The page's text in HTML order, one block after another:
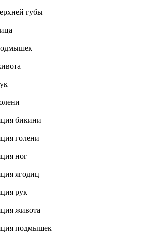
губы
бикини
голени
ног
ягодиц
рук
живота
подмышек